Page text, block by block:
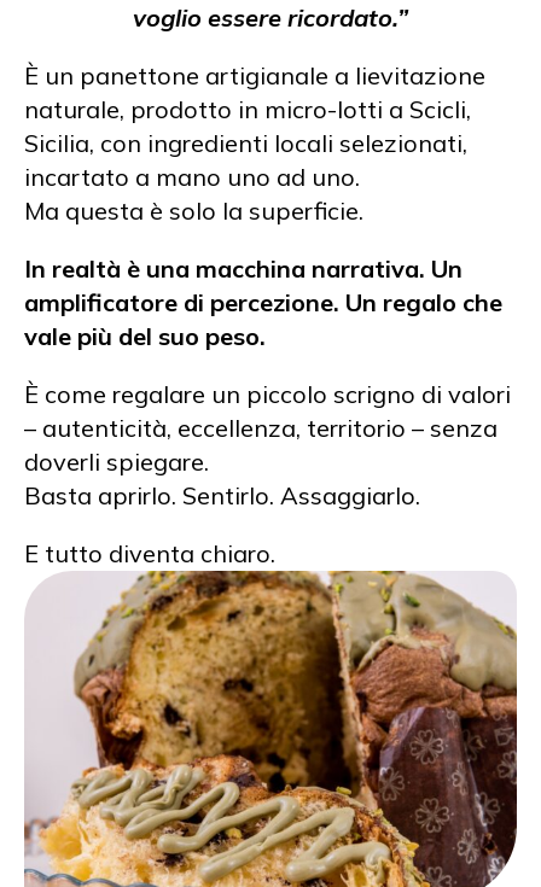
voglio essere ricordato.”
È un panettone artigianale a lievitazione
naturale, prodotto in micro-lotti a Scicli,
Sicilia, con ingredienti locali selezionati,
incartato a mano uno ad uno.
Ma questa è solo la superficie.
In realtà è una macchina narrativa. Un
amplificatore di percezione. Un regalo che
vale più del suo peso.
È come regalare un piccolo scrigno di valori
– autenticità, eccellenza, territorio – senza
doverli spiegare.
Basta aprirlo. Sentirlo. Assaggiarlo.
E tutto diventa chiaro.